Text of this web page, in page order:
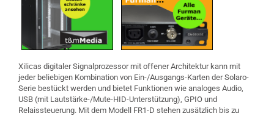
Xilicas digitaler Signalprozessor mit offener Architektur kann mit
jeder beliebigen Kombination von Ein-/Ausgangs-Karten der Solaro-
Serie bestückt werden und bietet Funktionen wie analoges Audio,
USB (mit Lautstärke-/Mute-HID-Unterstützung), GPIO und
Relaissteuerung. Mit dem Modell FR1-D stehen zusätzlich bis zu